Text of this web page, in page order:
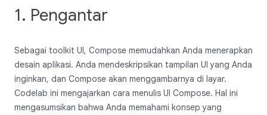
1. Pengantar
Sebagai toolkit UI, Compose memudahkan Anda menerapkan
desain aplikasi. Anda mendeskripsikan tampilan UI yang Anda
inginkan, dan Compose akan menggambarnya di layar.
Codelab ini mengajarkan cara menulis UI Compose. Hal ini
mengasumsikan bahwa Anda memahami konsep yang